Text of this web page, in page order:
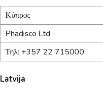
Κύπρος
Phadisco Ltd
Τηλ: +357 22 715000
Latvija